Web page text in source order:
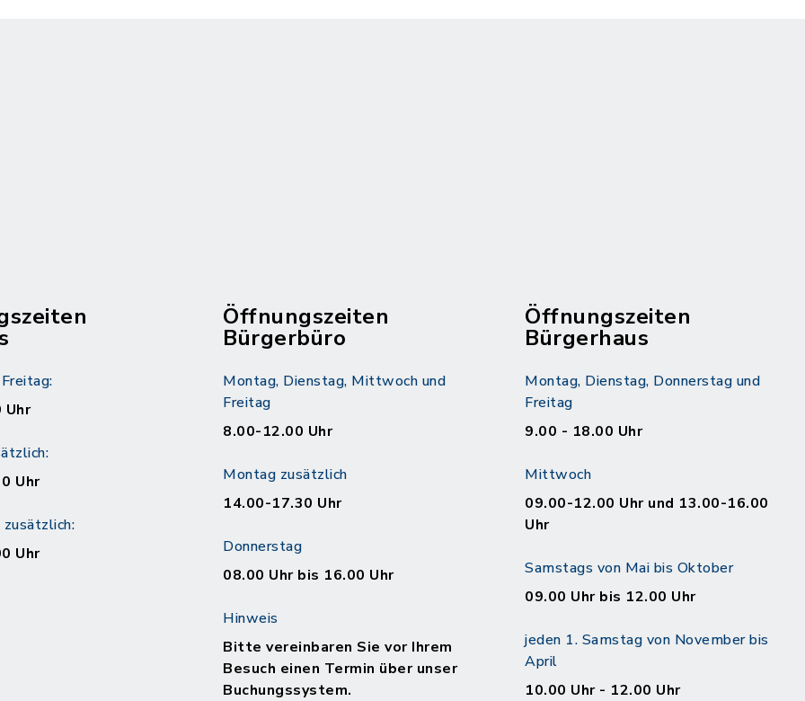
Uhr
Uhr
Uhr
Öffnungszeiten
Bürgerbüro
Montag, Dienstag, Mittwoch und
Freitag
8.00-12.00 Uhr
Montag zusätzlich
14.00-17.30 Uhr
Donnerstag
08.00 Uhr bis 16.00 Uhr
Hinweis
Bitte vereinbaren Sie vor Ihrem
Besuch einen Termin über unser
Buchungssystem.
Öffnungszeiten
Bürgerhaus
Montag, Dienstag, Donnerstag und
Freitag
9.00 - 18.00 Uhr
Mittwoch
09.00-12.00 Uhr und 13.00-16.00
Uhr
Samstags von Mai bis Oktober
09.00 Uhr bis 12.00 Uhr
jeden 1. Samstag von November bis
April
10.00 Uhr - 12.00 Uhr